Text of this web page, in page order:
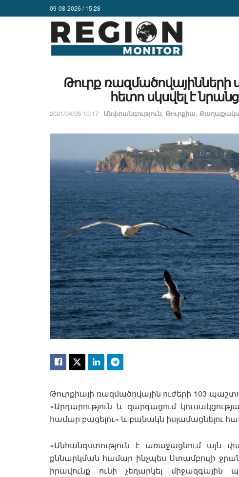
09-08-2026 / 15:28
Թուրք ռազմածովայինների
հետո սկսվել է
2021/04/05 10:17 Անվտանգություն, Թուրքիա,
Թուրքիայի ռազմածովային ուժերի 103
«Արդարություն և զարգացում
համար բացելու» և բանակն իսլամացնելու
«Անհանգստություն է առաջացնում այն
քննարկման համար ինչպես Ստամբուլի
իրավունք ունի չեղարկել միջազգային